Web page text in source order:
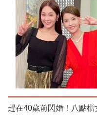
趕在40歲前閃婚！八點